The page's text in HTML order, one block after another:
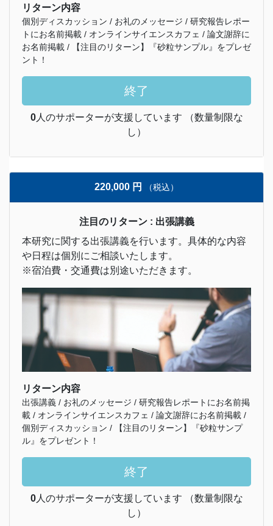
リターン内容
個別ディスカッション / お礼のメッセージ / 研究報告レポー
トにお名前掲載 / オンラインサイエンスカフェ / 論文謝辞に
お名前掲載 / 【注目のリターン】『砂粒サンプル』をプレゼ
ント！
終了
0人のサポーターが支援しています （数量制限な
し）
220,000 円 （税込）
注目のリターン : 出張講義
本研究に関する出張講義を行います。具体的な内容
や日程は個別にご相談いたします。
※宿泊費・交通費は別途いただきます。
リターン内容
出張講義 / お礼のメッセージ / 研究報告レポートにお名前掲
載 / オンラインサイエンスカフェ / 論文謝辞にお名前掲載 /
個別ディスカッション / 【注目のリターン】『砂粒サンプ
ル』をプレゼント！
終了
0人のサポーターが支援しています （数量制限な
し）